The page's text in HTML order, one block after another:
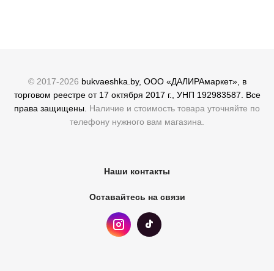
© 2017-2026 bukvaeshka.by, ООО «ДАЛИРАмаркет», в
торговом реестре от 17 октября 2017 г., УНП 192983587. Все
права защищены. Наличие и стоимость товара уточняйте по
телефону нужного вам магазина.
Наши контакты
Оставайтесь на связи